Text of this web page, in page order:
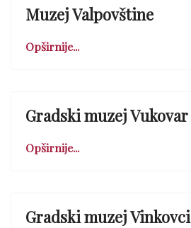
Muzej Valpovštine
Opširnije...
Gradski muzej Vukovar
Opširnije...
Gradski muzej Vinkovci